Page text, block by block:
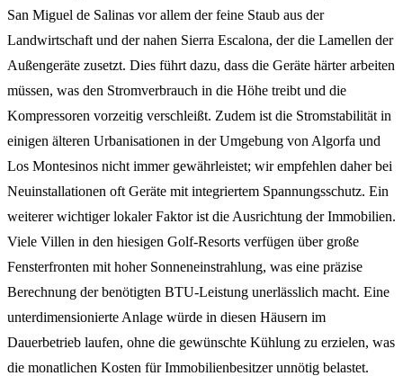
San Miguel de Salinas vor allem der feine Staub aus der
Landwirtschaft und der nahen Sierra Escalona, der die Lamellen der
Außengeräte zusetzt. Dies führt dazu, dass die Geräte härter arbeiten
müssen, was den Stromverbrauch in die Höhe treibt und die
Kompressoren vorzeitig verschleißt. Zudem ist die Stromstabilität in
einigen älteren Urbanisationen in der Umgebung von Algorfa und
Los Montesinos nicht immer gewährleistet; wir empfehlen daher bei
Neuinstallationen oft Geräte mit integriertem Spannungsschutz. Ein
weiterer wichtiger lokaler Faktor ist die Ausrichtung der Immobilien.
Viele Villen in den hiesigen Golf-Resorts verfügen über große
Fensterfronten mit hoher Sonneneinstrahlung, was eine präzise
Berechnung der benötigten BTU-Leistung unerlässlich macht. Eine
unterdimensionierte Anlage würde in diesen Häusern im
Dauerbetrieb laufen, ohne die gewünschte Kühlung zu erzielen, was
die monatlichen Kosten für Immobilienbesitzer unnötig belastet.